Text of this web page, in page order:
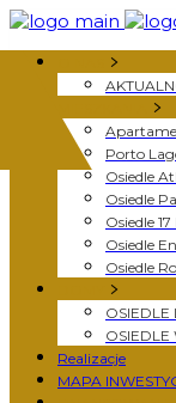
Porto
Osiedle
Osiedle
Osiedle
Osiedle
Osiedle
OSIEDLE
OSIEDLE
Realizacje
MAPA